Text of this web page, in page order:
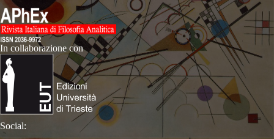
In collaborazione con
Social: